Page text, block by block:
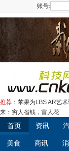
账号:
推荐： 苹果为LBS AR艺
来：穷人省钱，富人花
首页 资讯
美食 商讯